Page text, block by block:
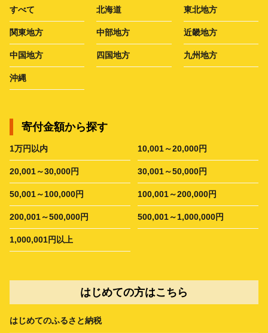
すべて 北海道 東北地方
関東地方 中部地方 近畿地方
中国地方 四国地方 九州地方
沖縄
寄付金額から探す
1万円以内 10,001～20,000円
20,001～30,000円 30,001～50,000円
50,001～100,000円 100,001～200,000円
200,001～500,000円 500,001～1,000,000円
1,000,001円以上
はじめての方はこちら
はじめてのふるさと納税